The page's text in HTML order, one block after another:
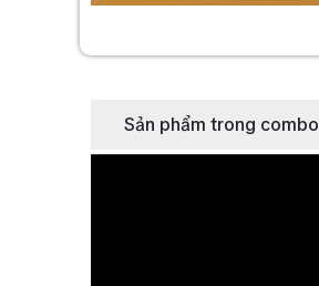
Sản phẩm trong combo